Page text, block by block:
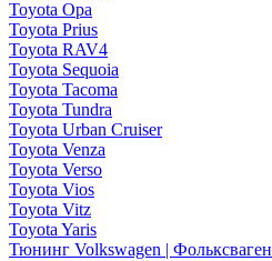
Toyota Opa
Toyota Prius
Toyota RAV4
Toyota Sequoia
Toyota Tacoma
Toyota Tundra
Toyota Urban Cruiser
Toyota Venza
Toyota Verso
Toyota Vios
Toyota Vitz
Toyota Yaris
Тюнинг Volkswagen | Фольксваген